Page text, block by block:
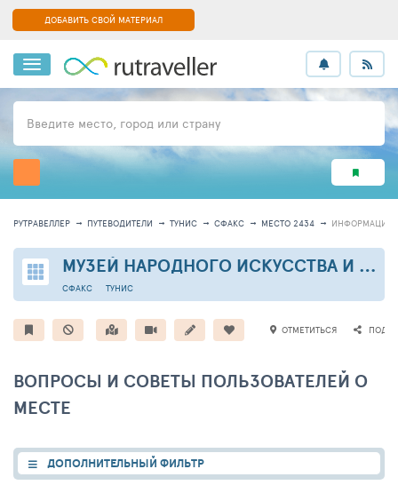
ДОБАВИТЬ СВОЙ МАТЕРИАЛ
Введите место, город или страну
РУТРАВЕЛЛЕР ПУТЕВОДИТЕЛИ ТУНИС СФАКС МЕСТО 2434 ИНФОРМАЦИЯ
МУЗЕЙ НАРОДНОГО ИСКУССТВА И ТРАДИЦИЙ
ТУНИС
СФАКС
ОТМЕТИТЬСЯ
ВОПРОСЫ И СОВЕТЫ ПОЛЬЗОВАТЕЛЕЙ О
МЕСТЕ
ДОПОЛНИТЕЛЬНЫЙ ФИЛЬТР